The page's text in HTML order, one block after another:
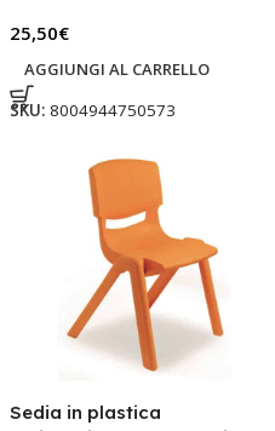
25,50€
AGGIUNGI AL CARRELLO
SKU: 8004944750573
Sedia in plastica